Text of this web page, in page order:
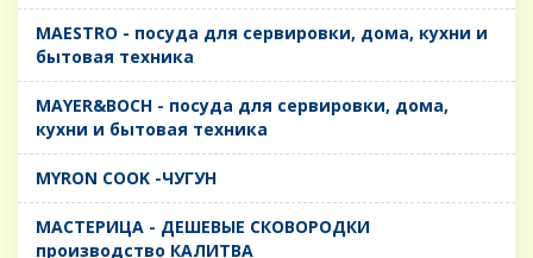
MAESTRO - посуда для сервировки, дома, кухни и
бытовая техника
MAYER&BOCH - посуда для сервировки, дома,
кухни и бытовая техника
MYRON COOK -ЧУГУН
MАСТЕРИЦА - ДЕШЕВЫЕ СКОВОРОДКИ
производство КАЛИТВА